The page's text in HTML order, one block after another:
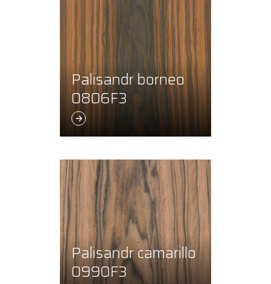
Palisandr borneo
0806F3
Palisandr camarillo
0990F3